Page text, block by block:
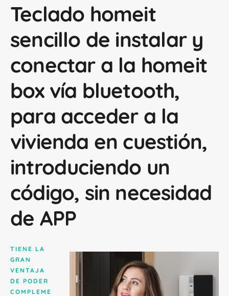
Teclado homeit
sencillo de instalar y
conectar a la homeit
box vía bluetooth,
para acceder a la
vivienda en cuestión,
introduciendo un
código, sin necesidad
de APP
TIENE LA
GRAN
VENTAJA
DE PODER
COMPLEME